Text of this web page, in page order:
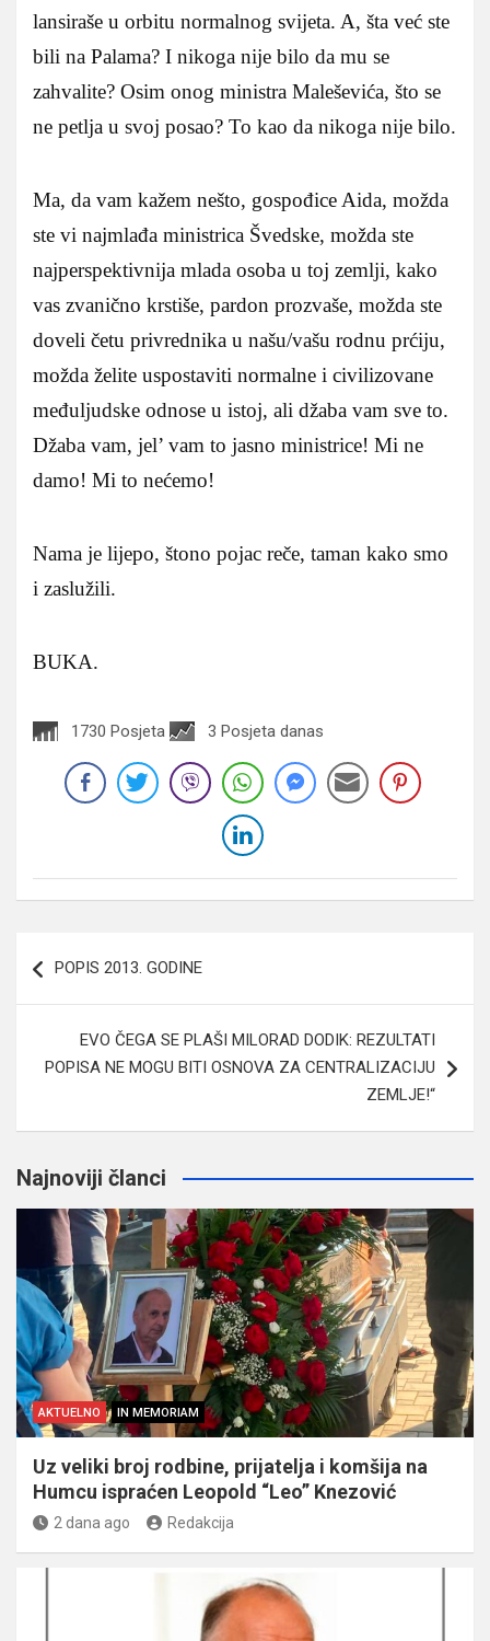
lansiraše u orbitu normalnog svijeta. A, šta već ste
bili na Palama? I nikoga nije bilo da mu se
zahvalite? Osim onog ministra Maleševića, što se
ne petlja u svoj posao? To kao da nikoga nije bilo.
Ma, da vam kažem nešto, gospođice Aida, možda
ste vi najmlađa ministrica Švedske, možda ste
najperspektivnija mlada osoba u toj zemlji, kako
vas zvanično krstiše, pardon prozvaše, možda ste
doveli četu privrednika u našu/vašu rodnu prćiju,
možda želite uspostaviti normalne i civilizovane
međuljudske odnose u istoj, ali džaba vam sve to.
Džaba vam, jel’ vam to jasno ministrice! Mi ne
damo! Mi to nećemo!
Nama je lijepo, štono pojac reče, taman kako smo
i zaslužili.
BUKA.
1730 Posjeta 3 Posjeta danas
članaka
POPIS 2013. GODINE
EVO ČEGA SE PLAŠI MILORAD DODIK: REZULTATI
POPISA NE MOGU BITI OSNOVA ZA CENTRALIZACIJU
ZEMLJE!“
Najnoviji članci
AKTUELNO IN MEMORIAM
Uz veliki broj rodbine, prijatelja i komšija na
Humcu ispraćen Leopold “Leo” Knezović
2 dana ago Redakcija